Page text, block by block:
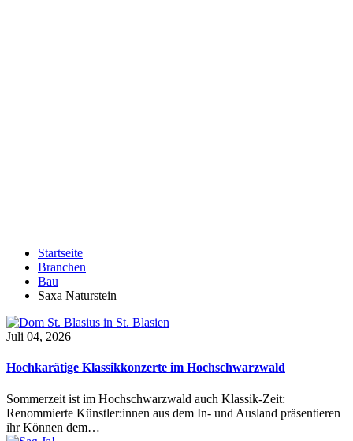
Startseite
Branchen
Bau
Saxa Naturstein
Juli 04, 2026
Hochkarätige Klassikkonzerte im Hochschwarzwald
Sommerzeit ist im Hochschwarzwald auch Klassik-Zeit:
Renommierte Künstler:innen aus dem In- und Ausland präsentieren
ihr Können dem…